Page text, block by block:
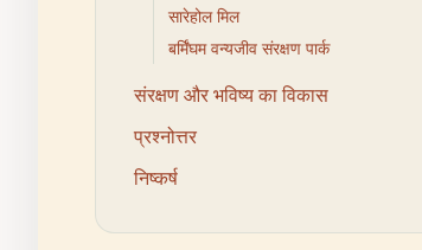
सारेहोल मिल
बर्मिंघम वन्यजीव संरक्षण पार्क
संरक्षण और भविष्य का विकास
प्रश्नोत्तर
निष्कर्ष